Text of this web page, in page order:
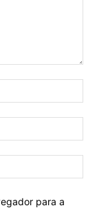
para a